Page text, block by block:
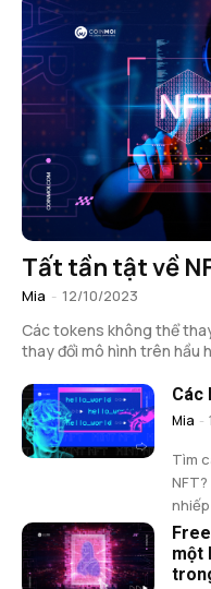
Tất tần tật về
Mia - 12/10/2023
Các tokens không thể
thay đổi mô hình trên hầu
Các
Mia -
Tìm
nhiếp
một